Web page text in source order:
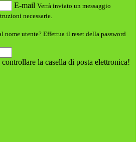
E-mail Verrà inviato un messaggio
necessarie.
nome utente? Effettua il reset della password
la casella di posta elettronica!